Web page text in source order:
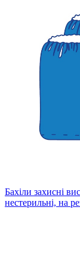
Бахіли захисні
нестерильні, на